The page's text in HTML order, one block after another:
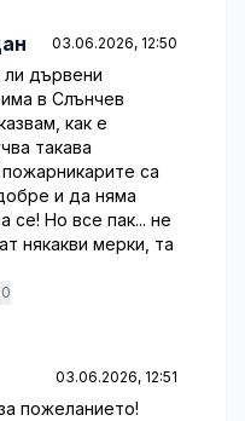
03.06.2026, 12:50
ли дървени
в Слънчев
как е
такава
са
и да няма
се! Но все пак... не
някакви мерки, та
0
03.06.2026, 12:51
пожеланието!